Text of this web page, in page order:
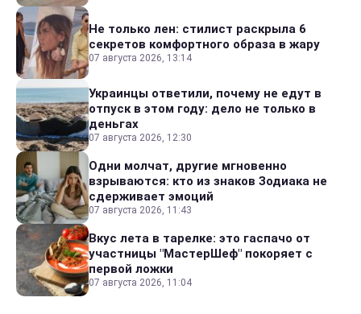
Не только лен: стилист раскрыла 6
секретов комфортного образа в жару
07 августа 2026, 13:14
Украинцы ответили, почему не едут в
отпуск в этом году: дело не только в
деньгах
07 августа 2026, 12:30
Одни молчат, другие мгновенно
взрываются: кто из знаков Зодиака не
сдерживает эмоций
07 августа 2026, 11:43
Вкус лета в тарелке: это гаспачо от
участницы "МастерШеф" покоряет с
первой ложки
07 августа 2026, 11:04